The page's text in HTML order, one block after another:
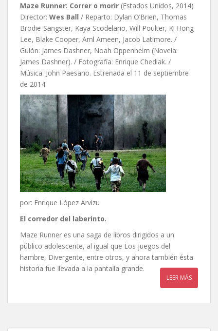
Maze Runner: Correr o morir (Estados Unidos, 2014)
Director: Wes Ball / Reparto: Dylan O’Brien, Thomas
Brodie-Sangster, Kaya Scodelario, Will Poulter, Ki Hong
Lee, Blake Cooper, Aml Ameen, Jacob Latimore. /
Guión: James Dashner, Noah Oppenheim (Novela:
James Dashner). / Fotografía: Enrique Chediak. /
Música: John Paesano. Estrenada el 11 de septiembre
de 2014.
por: Enrique López Arvizu
El corredor del laberinto.
Maze Runner es una saga de libros dirigidos a un
público adolescente, al igual que Los juegos del
hambre, Divergente, entre otros, y ahora también ésta
historia fue llevada a la pantalla grande.
LEER MÁS